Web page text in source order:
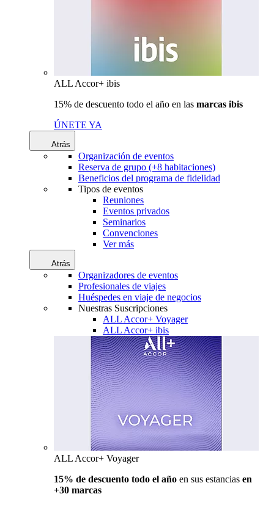
ALL Accor+ ibis
15% de descuento todo el año en las marcas ibis
ÚNETE YA
Atrás
Organización de eventos
Reserva de grupo (+8 habitaciones)
Beneficios del programa de fidelidad
Tipos de eventos
Reuniones
Eventos privados
Seminarios
Convenciones
Ver más
Atrás
Organizadores de eventos
Profesionales de viajes
Huéspedes en viaje de negocios
Nuestras Suscripciones
ALL Accor+ Voyager
ALL Accor+ ibis
ALL Accor+ Voyager
15% de descuento todo el año en sus estancias en
+30 marcas